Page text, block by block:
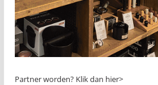
Partner worden? Klik dan hier>